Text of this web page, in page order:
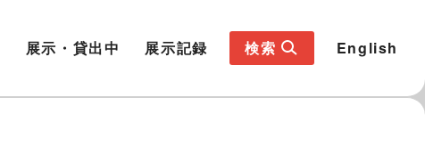
展示・貸出中 展示記録 検索 English